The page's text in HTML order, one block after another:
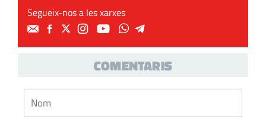
Segueix-nos a les xarxes
COMENTARIS